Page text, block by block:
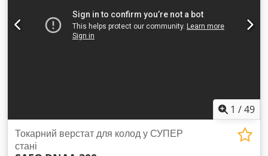
мм - макс. припуск на обробку з одного боку: 30 мм -
потужність двигуна головки з ножами: 18,5 кВт - подача
вперед/назад - потужність двигуна подачі: 1,5 кВт - 3
1 /49
Токарний верстат для колод у СУПЕР
стані